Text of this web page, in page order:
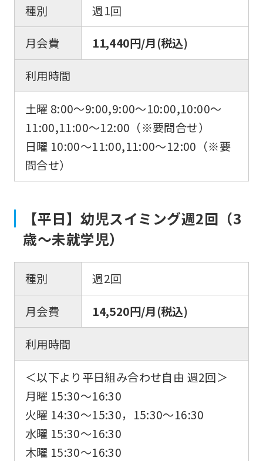
種別
週1回
月会費
11,440円/月(税込)
利用時間
土曜 8:00〜9:00,9:00〜10:00,10:00〜
11:00,11:00〜12:00（※要問合せ）
日曜 10:00〜11:00,11:00〜12:00（※要
問合せ）
【平日】幼児スイミング週2回（3
歳〜未就学児）
種別
週2回
月会費
14,520円/月(税込)
利用時間
＜以下より平日組み合わせ自由 週2回＞
月曜 15:30〜16:30
火曜 14:30〜15:30，15:30〜16:30
水曜 15:30〜16:30
木曜 15:30〜16:30